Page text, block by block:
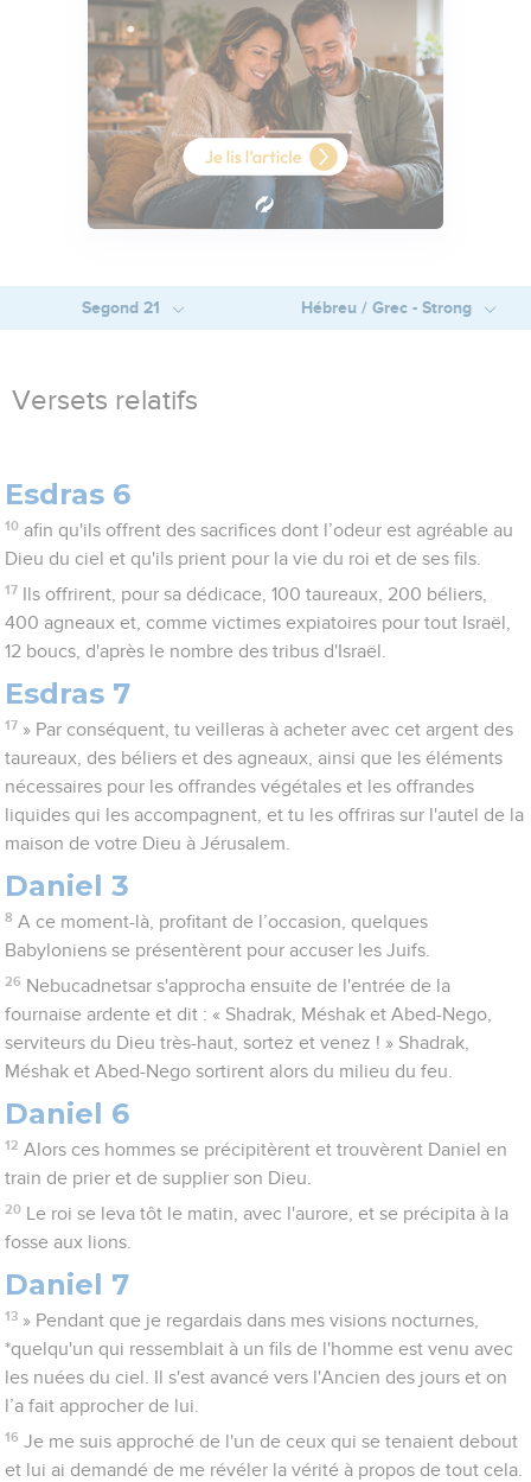
Segond 21 Hébreu / Grec - Strong
Versets relatifs
Esdras 6
10 afin qu'ils offrent des sacrifices dont l’odeur est agréable au
Dieu du ciel et qu'ils prient pour la vie du roi et de ses fils.
17
Ils offrirent, pour sa dédicace, 100 taureaux, 200 béliers,
400 agneaux et, comme victimes expiatoires pour tout Israël,
12 boucs, d'après le nombre des tribus d'Israël.
Esdras 7
17 » Par conséquent, tu veilleras à acheter avec cet argent des
taureaux, des béliers et des agneaux, ainsi que les éléments
nécessaires pour les offrandes végétales et les offrandes
liquides qui les accompagnent, et tu les offriras sur l'autel de la
maison de votre Dieu à Jérusalem.
Daniel 3
8 A ce moment-là, profitant de l’occasion, quelques
Babyloniens se présentèrent pour accuser les Juifs.
26 Nebucadnetsar s'approcha ensuite de l'entrée de la
fournaise ardente et dit : « Shadrak, Méshak et Abed-Nego,
serviteurs du Dieu très-haut, sortez et venez ! » Shadrak,
Méshak et Abed-Nego sortirent alors du milieu du feu.
Daniel 6
12 Alors ces hommes se précipitèrent et trouvèrent Daniel en
train de prier et de supplier son Dieu.
20
Le roi se leva tôt le matin, avec l'aurore, et se précipita à la
fosse aux lions.
Daniel 7
13 » Pendant que je regardais dans mes visions nocturnes,
*quelqu'un qui ressemblait à un fils de l'homme est venu avec
les nuées du ciel. Il s'est avancé vers l'Ancien des jours et on
l’a fait approcher de lui.
16 Je me suis approché de l'un de ceux qui se tenaient debout
et lui ai demandé de me révéler la vérité à propos de tout cela.